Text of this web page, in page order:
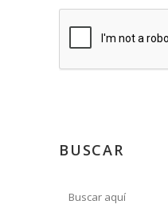
BUSCAR